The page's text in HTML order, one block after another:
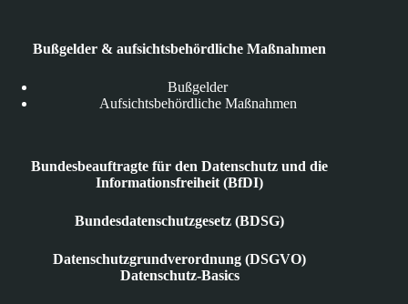
Bußgelder & aufsichtsbehördliche Maßnahmen
Bußgelder
Aufsichtsbehördliche Maßnahmen
Bundesbeauftragte für den Datenschutz und die
Informationsfreiheit (BfDI)
Bundesdatenschutzgesetz (BDSG)
Datenschutzgrundverordnung (DSGVO)
Datenschutz-Basics